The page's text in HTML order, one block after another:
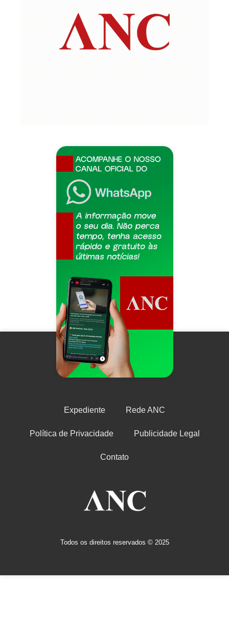
Expediente Rede ANC
Política de Privacidade Publicidade Legal
Contato
Todos os direitos reservados © 2025